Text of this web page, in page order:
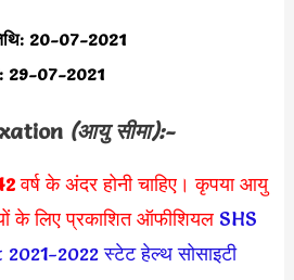
20-07-2021
29-07-2021
(आयु सीमा):-
वर्ष के अंदर होनी चाहिए। कृपया आयु
के लिए प्रकाशित ऑफीशियल SHS
2022स्टेट हेल्थ सोसाइटी